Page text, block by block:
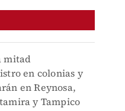
mitad
en colonias y
en Reynosa,
y Tampico